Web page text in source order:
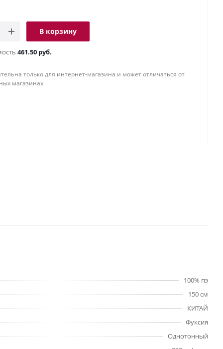
В корзину
461.50 руб.
только для интернет-магазина и может отличаться от
магазинах
100% пэ
150 см
КИТАЙ
Фуксия
Однотонный